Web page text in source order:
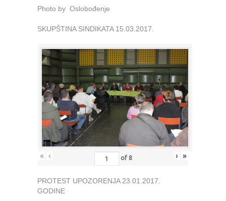
Photo by Oslobođenje
SKUPŠTINA SINDIKATA 15.03.2017.
« ‹ of 8 › »
PROTEST UPOZORENJA 23.01.2017.
GODINE